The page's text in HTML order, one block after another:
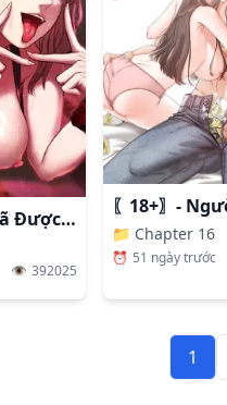
Bạn Gái Tôi Đã Được Huấn Luyện.
👁️ 392025
📁 Chapter 16
⏰ 51 ngày trước
1